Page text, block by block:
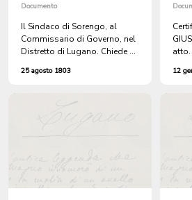
Documento
Il Sindaco di Sorengo, al
Commissario di Governo, nel
Distretto di Lugano. Chiede di
con il suo voto alle
l'assenza di quasi tutti i
membri della Municipalità. (
25 agosto 1803
atto.
12